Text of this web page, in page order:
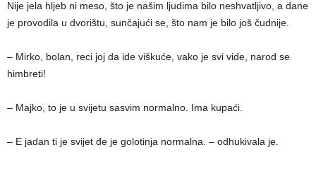
Nije jela hljeb ni meso, što je našim ljudima bilo neshvatljivo, a dane
je provodila u dvorištu, sunčajući se, što nam je bilo još čudnije.
– Mirko, bolan, reci joj da ide viškuće, vako je svi vide, narod se
himbreti!
– Majko, to je u svijetu sasvim normalno. Ima kupaći.
– E jadan ti je svijet đe je golotinja normalna. – odhukivala je.